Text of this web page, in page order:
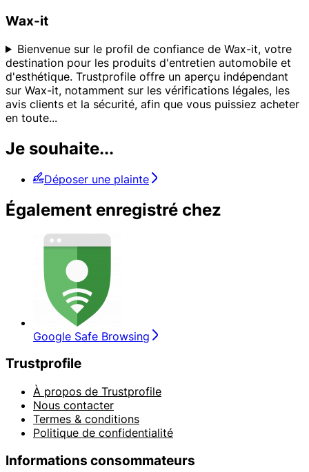
Wax-it
Bienvenue sur le profil de confiance de Wax-it, votre
destination pour les produits d'entretien automobile et
d'esthétique. Trustprofile offre un aperçu indépendant
sur Wax-it, notamment sur les vérifications légales, les
avis clients et la sécurité, afin que vous puissiez acheter
en toute...
Je souhaite...
Déposer une plainte
Également enregistré chez
Google Safe Browsing
Trustprofile
À propos de Trustprofile
Nous contacter
Termes & conditions
Politique de confidentialité
Informations consommateurs